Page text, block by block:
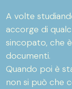
A volte
accorge di
sincopato, che
documenti.
Quando poi è
non si può che